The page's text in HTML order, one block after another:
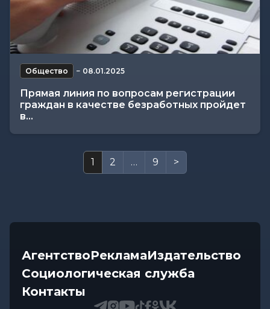
Общество − 08.01.2025
Прямая линия по вопросам регистрации
граждан в качестве безработных пройдет
в...
1 2 … 9 >
АгентствоРекламаИздательство
Социологическая служба
Контакты